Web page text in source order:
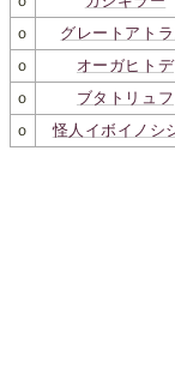
ｏ
グレートアトラ
ｏ
オーガヒトデ
ｏ
ブタトリュフ
ｏ
怪人イボイノシ